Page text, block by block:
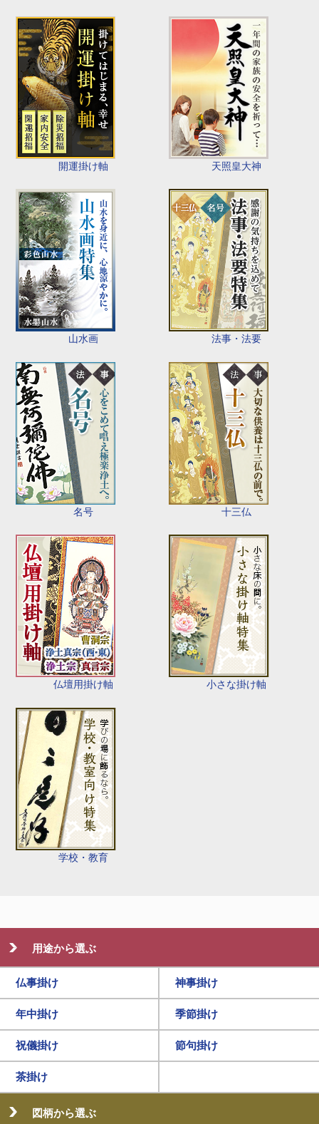
開運掛け軸 天照皇大神
山水画 法事・法要
名号 十三仏
仏壇用掛け軸 小さな掛け軸
学校・教育
用途から選ぶ
仏事掛け 神事掛け
年中掛け 季節掛け
祝儀掛け 節句掛け
茶掛け
図柄から選ぶ